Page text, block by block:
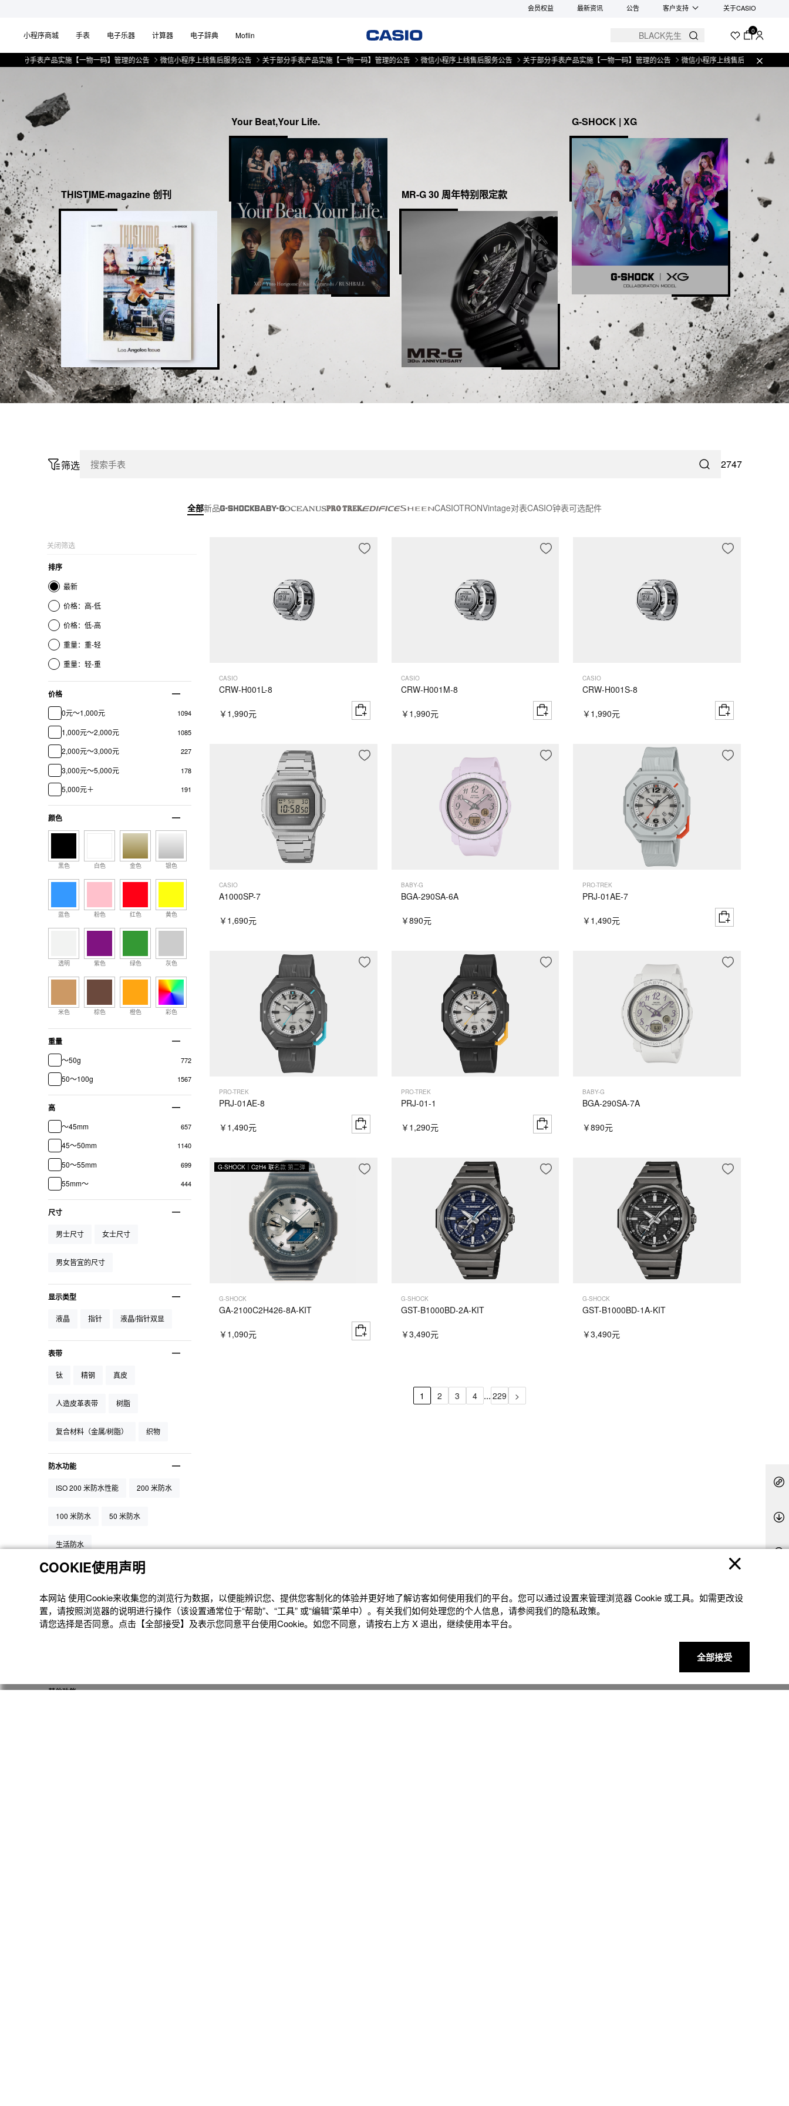
会员权益 最新资讯 公告 客户支持 关于CASIO
小程序商城 手表 电子乐器 计算器 电子辞典 Moflin 0
表产品实施【一物一码】管理的公告 微信小程序上线售后服务公告 关于部分手表产品实施【一物一码】管理的公告 微信小程序上线售后服务公告 关于部分手表产品实施【一物一码】管理的公告 微信小程序上线售后服务公告 关于部分
THISTIME magazine 创刊
Your Beat,Your Life.
MR-G 30 周年特别限定款
G-SHOCK | XG
筛选 2747
全部新品 CASIOTRONVintage对表CASIO钟表可选配件
关闭筛选
排序
最新
价格：高-低
价格：低-高
重量：重-轻
重量：轻-重
价格
0元～1,000元 1094
1,000元～2,000元 1085
2,000元～3,000元 227
3,000元～5,000元 178
5,000元＋ 191
颜色
黑色 白色 金色 银色
蓝色 粉色 红色 黄色
透明 紫色 绿色 灰色
米色 棕色 橙色 彩色
重量
～50g 772
50～100g 1567
高
～45mm 657
45～50mm 1140
50～55mm 699
55mm～ 444
尺寸
男士尺寸 女士尺寸
男女皆宜的尺寸
显示类型
液晶 指针 液晶/指针双显
表带
钛 精钢 真皮
人造皮革表带 树脂
复合材料（金属/树脂） 织物
防水功能
ISO 200 米防水性能 200 米防水
100 米防水 50 米防水
生活防水
太阳能电池和六局电波接收
蓝牙链接功能
其他功能
CASIO
CRW-H001L-8
￥1,990元
CASIO
CRW-H001M-8
￥1,990元
CASIO
CRW-H001S-8
￥1,990元
CASIO
A1000SP-7
￥1,690元
BABY-G
BGA-290SA-6A
￥890元
PRO-TREK
PRJ-01AE-7
￥1,490元
PRO-TREK
PRJ-01AE-8
￥1,490元
PRO-TREK
PRJ-01-1
￥1,290元
BABY-G
BGA-290SA-7A
￥890元
G-SHOCK｜C2H4 联名款 第二弹
G-SHOCK
GA-2100C2H426-8A-KIT
￥1,090元
G-SHOCK
GST-B1000BD-2A-KIT
￥3,490元
G-SHOCK
GST-B1000BD-1A-KIT
￥3,490元
1 2 3 4 ... 229 >
COOKIE使用声明
本网站 使⽤Cookie来收集您的浏览⾏为数据，以便能辨识您、提供您客制化的体验并更好地了解访客如何使⽤我们的平台。您可以通过设置来管理浏览器 Cookie 或⼯具。如需更改设
置，请按照浏览器的说明进⾏操作（该设置通常位于“帮助”、“⼯具” 或“编辑”菜单中）。有关我们如何处理您的个⼈信息，请参阅我们的隐私政策。
请您选择是否同意。点击【全部接受】及表示您同意平台使用Cookie。如您不同意，请按右上⽅ X 退出，继续使⽤本平台。
全部接受